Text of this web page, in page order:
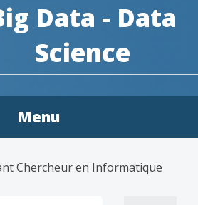
Data - Data
Science
Menu
content
Chercheur en Informatique